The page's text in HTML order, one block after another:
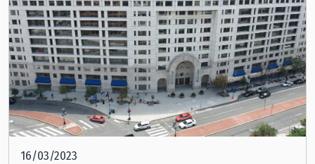
16/03/2023